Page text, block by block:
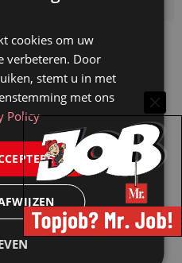
cookies om uw
verbeteren. Door
stemt u in met
met ons
Policy